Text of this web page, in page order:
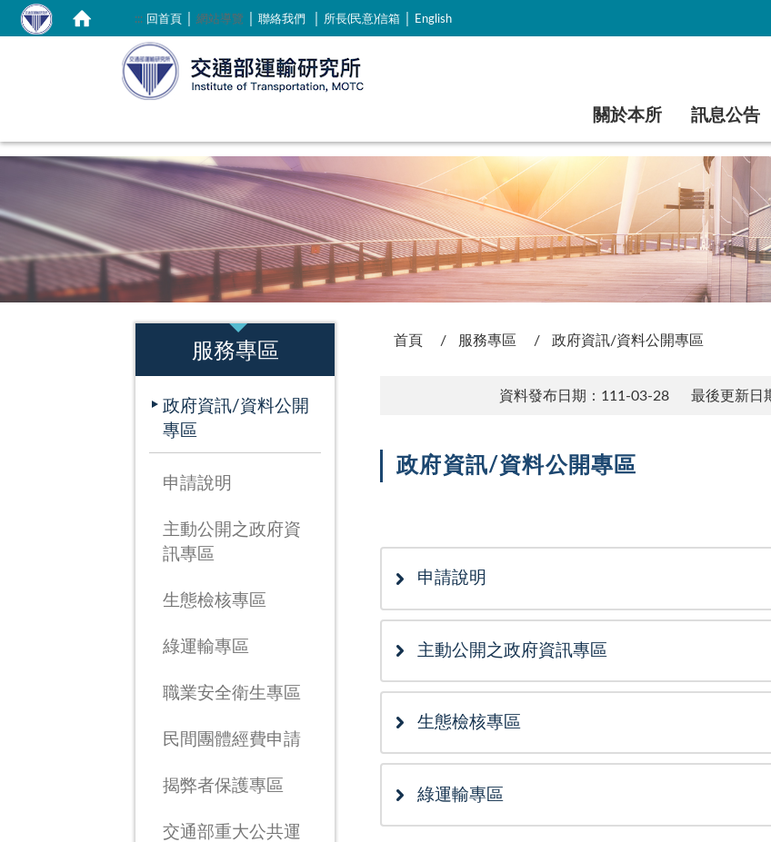
::: 回首頁｜ 網站導覽 聯絡我們｜ 所長(民意)信箱｜ English
關於本所 訊息公告
服務專區
政府資訊/資料公開
專區
申請說明
主動公開之政府資
訊專區
生態檢核專區
綠運輸專區
職業安全衛生專區
民間團體經費申請
揭弊者保護專區
交通部重大公共運
首頁 服務專區 政府資訊/資料公開專區
資料發布日期：111-03-28 最後更新日
政府資訊/資料公開專區
申請說明
主動公開之政府資訊專區
生態檢核專區
綠運輸專區